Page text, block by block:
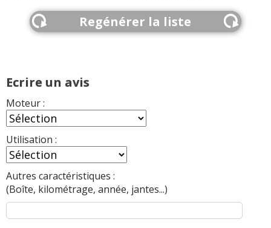
Regénérer la liste
Ecrire un avis
Moteur :
Utilisation :
Autres caractéristiques :
(Boîte, kilométrage, année, jantes...)